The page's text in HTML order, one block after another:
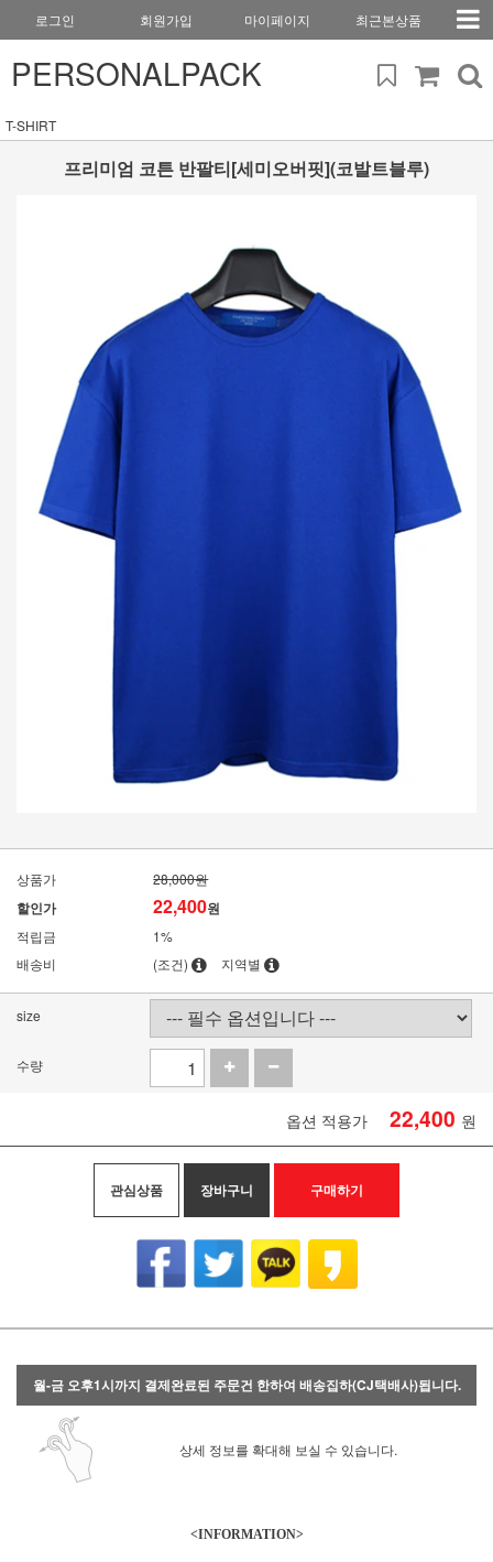
로그인 회원가입 마이페이지 최근본상품
PERSONALPACK
T-SHIRT
프리미엄 코튼 반팔티[세미오버핏](코발트블루)
상품가 28,000원
할인가 22,400원
적립금
1%
배송비
(조건) 지역별
size
수량
옵션 적용가 22,400 원
관심상품 장바구니 구매하기
월-금 오후1시까지 결제완료된 주문건 한하여 배송집하(CJ택배사)됩니다.
상세 정보를 확대해 보실 수 있습니다.
<INFORMATION>